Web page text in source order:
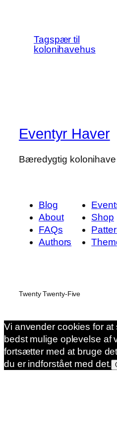
Tagspær til
kolonihavehus
Eventyr Haver
Bæredygtig
Blog
About
FAQs
Authors
Shop
Twenty Twenty-Five
Vi anvender cookies for
bedst mulige oplevelse af
fortsætter med at bruge
du er indforstået med det.